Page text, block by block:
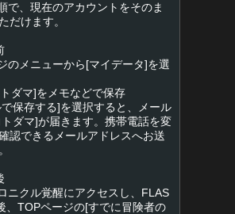
で、現在のアカウントをそのま
だけます。
のメニューから[マイデータ]を選
ダマ]をメモなどで保存
保存する]を選択すると、メール
ダマ]が届きます。携帯電話を変
認できるメールアドレスへお送
ニクル覚醒にアクセスし、FLAS
、TOPページの[すでに冒険者の